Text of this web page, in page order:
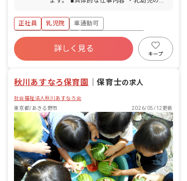
応） ・食材の仕込み ・食材等納品物の
検品
正社員 乳児院
車通勤可
ボーナス・賞与あり
年間休日120日以上
寮・住宅・家賃補助あり
社会保険完備
詳しく見る
キープ
秋川あすなろ保育園 ｜保育士の求人
社会福祉法人秋川あすなろ会
東京都/あきる野市
2026/05/12更新